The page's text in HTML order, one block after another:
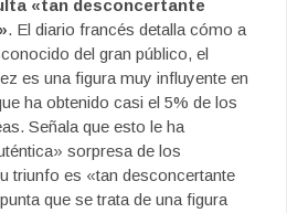
«tan desconcertante
. El diario francés detalla cómo a
del gran público, el
es una figura muy influyente en
ha obtenido casi el 5% de los
Señala que esto le ha
sorpresa de los
triunfo es «tan desconcertante
que se trata de una figura